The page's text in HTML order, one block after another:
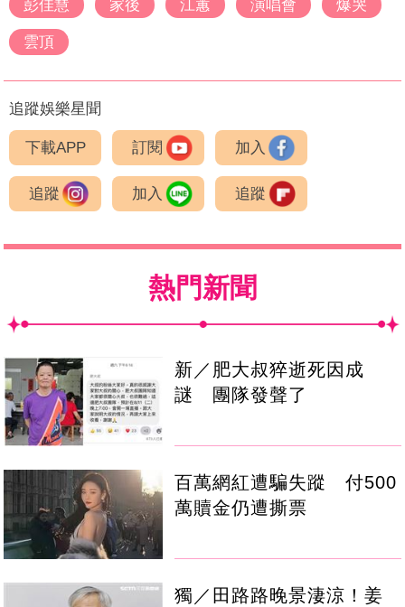
彭佳慧
家後 江蕙 演唱會 爆哭
雲頂
追蹤娛樂星聞
下載APP 訂閱 加入
追蹤 加入 追蹤
熱門新聞
新／肥大叔猝逝死因成
謎 團隊發聲了
百萬網紅遭騙失蹤 付500
萬贖金仍遭撕票
獨／田路路晚景淒涼！姜